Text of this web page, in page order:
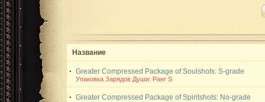
Название
Greater Compressed Package of Soulshots: S-grade
Упаковка Зарядов Души: Ранг S
Greater Compressed Package of Spiritshots: No-grade